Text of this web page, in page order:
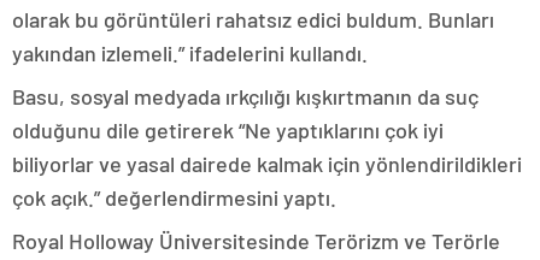
olarak bu görüntüleri rahatsız edici buldum. Bunları
yakından izlemeli.” ifadelerini kullandı.
Basu, sosyal medyada ırkçılığı kışkırtmanın da suç
olduğunu dile getirerek “Ne yaptıklarını çok iyi
biliyorlar ve yasal dairede kalmak için yönlendirildikleri
çok açık.” değerlendirmesini yaptı.
Royal Holloway Üniversitesinde Terörizm ve Terörle